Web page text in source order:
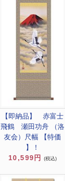
【即納品】 赤富士
飛鶴 瀬田功舟 （洛
友会）尺幅 【特価
】！
10,599円
(税込)